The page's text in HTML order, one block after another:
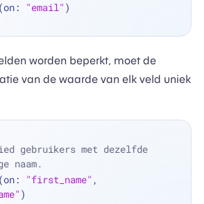
"email" )
worden beperkt, moet de
van de waarde van elk veld uniek
gebruikers met dezelfde
naam.
"first_name"
)